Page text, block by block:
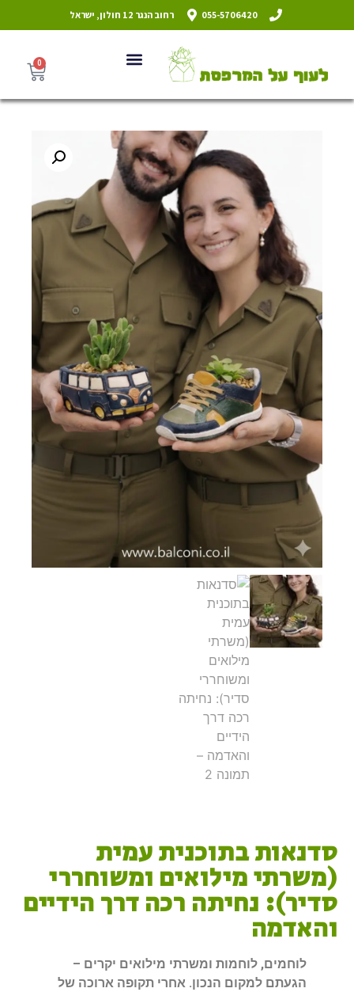
055-5706420 רחוב הנגר 12 חולון, ישראל
0
סדנאות בתוכנית עמית
(משרתי מילואים ומשוחררי
סדיר): נחיתה רכה דרך הידיים
והאדמה
לוחמים, לוחמות ומשרתי מילואים יקרים –
הגעתם למקום הנכון. אחרי תקופה ארוכה של